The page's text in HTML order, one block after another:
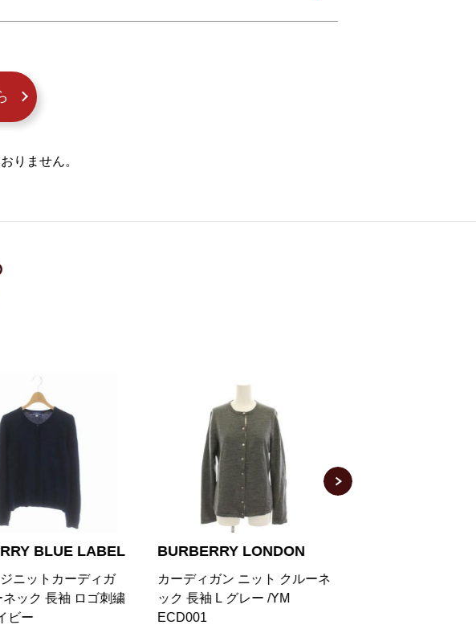
りません。
LONDON
ン ニット クルーネ
L グレー /YM
BURBERRY LONDON
カーディガン ニット 長袖 カシ
ミヤ混 2 M 茶 ブラウン